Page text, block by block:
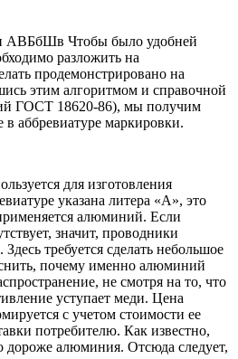
АВБбШв Чтобы было удобней
разложить на
продемонстрировано на
этим алгоритмом и справочной
ГОСТ 18620-86), мы получим
аббревиатуре маркировки.
для изготовления
указана литера «А», это
алюминий. Если
значит, проводники
требуется сделать небольшое
почему именно алюминий
не смотря на то, что
уступает меди. Цена
с учетом стоимости ее
потребителю. Как известно,
дороже алюминия. Отсюда следует,